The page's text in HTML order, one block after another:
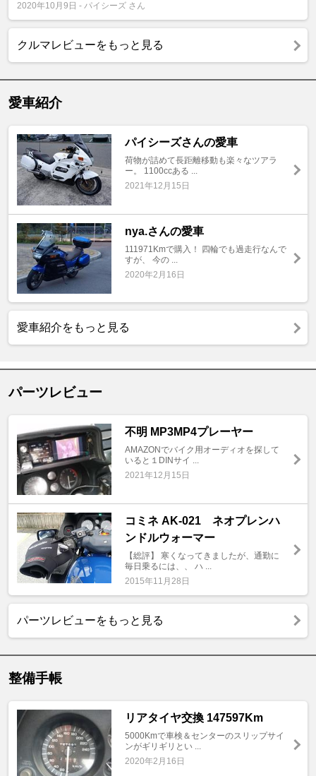
2020年10月9日 - パイシーズ さん
クルマレビューをもっと見る
愛車紹介
パイシーズさんの愛車
荷物が詰めて長距離移動も楽々なツアラ
ー。 1100ccある ...
2021年12月15日
nya.さんの愛車
111971Kmで購入！ 四輪でも過走行なんで
すが、 今の ...
2020年2月16日
愛車紹介をもっと見る
パーツレビュー
不明 MP3MP4プレーヤー
AMAZONでバイク用オーディオを探して
いると１DINサイ ...
2021年12月15日
コミネ AK-021 ネオプレンハ
ンドルウォーマー
【総評】 寒くなってきましたが、通勤に
毎日乗るには、、 ハ ...
2015年11月28日
パーツレビューをもっと見る
整備手帳
リアタイヤ交換 147597Km
5000Kmで車検＆センターのスリップサイ
ンがギリギリとい ...
2020年2月16日